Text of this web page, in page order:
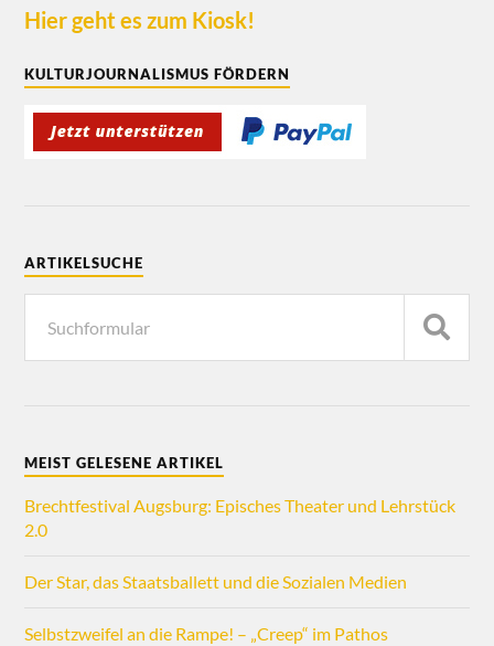
Hier geht es zum Kiosk!
KULTURJOURNALISMUS FÖRDERN
ARTIKELSUCHE
MEIST GELESENE ARTIKEL
Brechtfestival Augsburg: Episches Theater und Lehrstück
2.0
Der Star, das Staatsballett und die Sozialen Medien
Selbstzweifel an die Rampe! – „Creep“ im Pathos